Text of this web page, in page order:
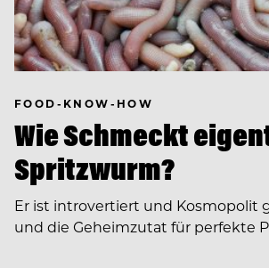
FOOD-KNOW-HOW
Wie Schmeckt
Spritzwurm?
Er ist introvertiert und Kosmopolit
und die Geheimzutat für perfekte